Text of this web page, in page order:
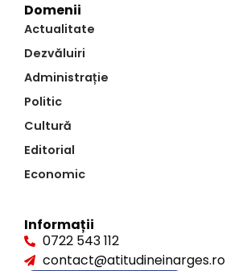
Domenii
Actualitate
Dezvăluiri
Administrație
Politic
Cultură
Editorial
Economic
Informații
0722 543 112
contact@atitudineinarges.ro